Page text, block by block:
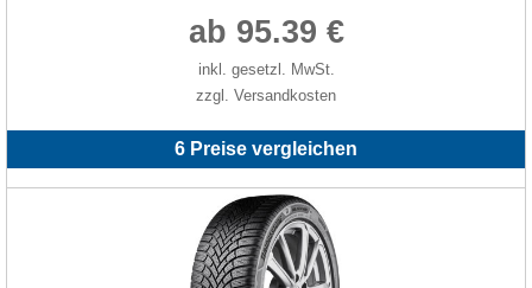
ab 95.39 €
inkl. gesetzl. MwSt.
zzgl. Versandkosten
6 Preise vergleichen